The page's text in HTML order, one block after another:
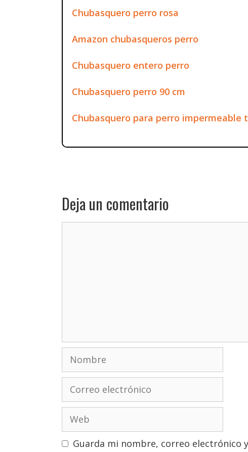
Chubasquero perro rosa
Amazon chubasqueros perro
Chubasquero entero perro
Chubasquero perro 90 cm
Chubasquero para perro impermeable
Deja un comentario
Nombre
electrónico
Guarda mi nombre, correo electrónico